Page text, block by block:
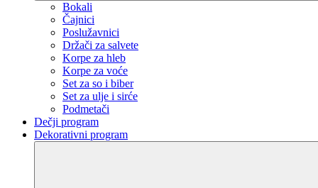
Bokali
Čajnici
Poslužavnici
Držači za salvete
Korpe za hleb
Korpe za voće
Set za so i biber
Set za ulje i sirće
Podmetači
Dečji program
Dekorativni program